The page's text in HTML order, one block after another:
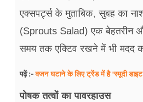
एक्सपर्ट्स के मुताबिक, सुबह का
(Sprouts Salad) एक बेहतरीन
समय तक एक्टिव रखने में भी मदद
पढ़ें :-वजन घटाने के लिए ट्रेंड में है 'स्मूदी
पोषक तत्वों का पावरहाउस